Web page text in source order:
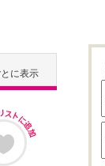
に表示